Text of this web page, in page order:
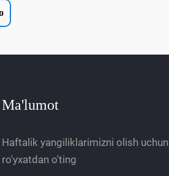
Ma'lumot
Haftalik yangiliklarimizni olish uchun
ro'yxatdan o'ting